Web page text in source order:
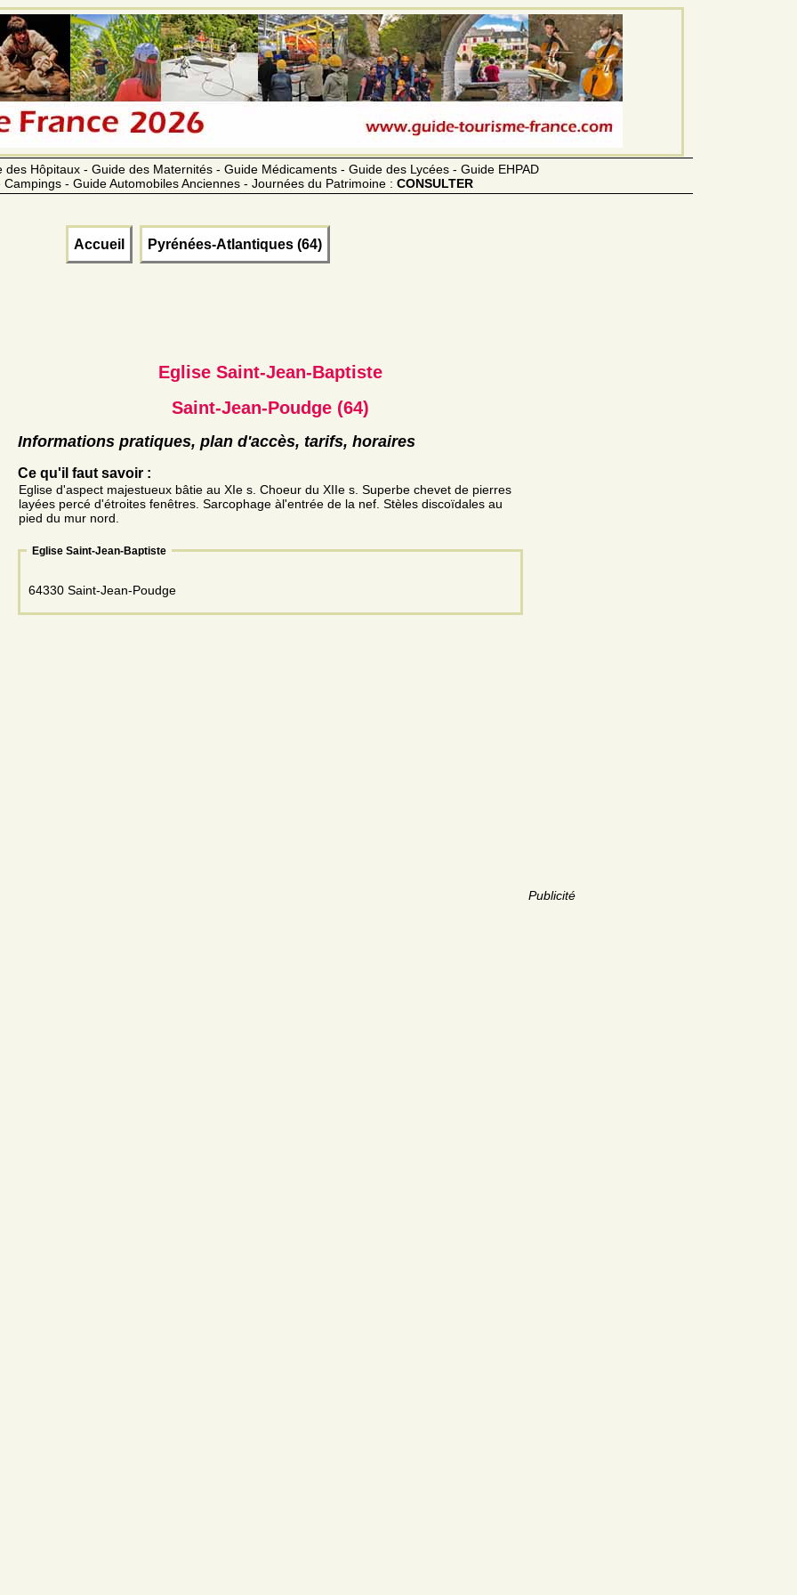
Hôpitaux - Guide des Maternités - Guide Médicaments - Guide des Lycées - Guide EHPAD
- Guide Automobiles Anciennes - Journées du Patrimoine : CONSULTER
Accueil Pyrénées-Atlantiques (64)
Publicité
Eglise Saint-Jean-Baptiste
Saint-Jean-Poudge (64)
Informations pratiques, plan d'accès, tarifs, horaires
Ce qu'il faut savoir :
Eglise d'aspect majestueux bâtie au XIe s. Choeur du XIIe s. Superbe chevet de pierres
layées percé d'étroites fenêtres. Sarcophage àl'entrée de la nef. Stèles discoïdales au
pied du mur nord.
Eglise Saint-Jean-Baptiste
64330 Saint-Jean-Poudge